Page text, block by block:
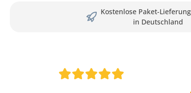
Kostenlose Paket-Lieferung
in Deutschland